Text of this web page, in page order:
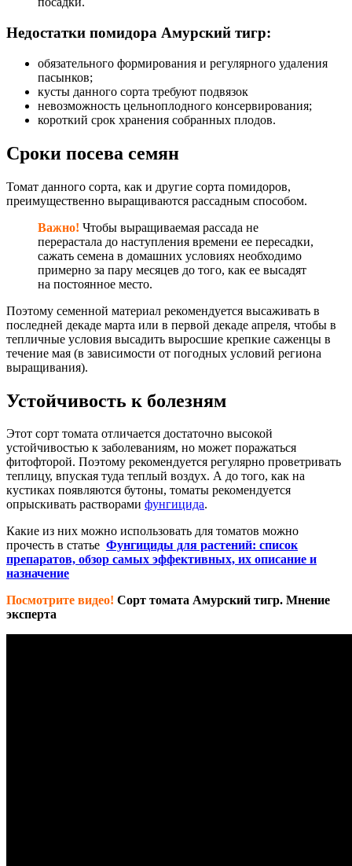
Недостатки помидора Амурский тигр:
обязательного формирования и регулярного удаления
пасынков;
кусты данного сорта требуют подвязок
невозможность цельноплодного консервирования;
короткий срок хранения собранных плодов.
Сроки посева семян
Томат данного сорта, как и другие сорта помидоров,
преимущественно выращиваются рассадным способом.
Важно! Чтобы выращиваемая рассада не
перерастала до наступления времени ее пересадки,
сажать семена в домашних условиях необходимо
примерно за пару месяцев до того, как ее высадят
на постоянное место.
Поэтому семенной материал рекомендуется высаживать в
последней декаде марта или в первой декаде апреля, чтобы в
тепличные условия высадить выросшие крепкие саженцы в
течение мая (в зависимости от погодных условий региона
выращивания).
Устойчивость к болезням
Этот сорт томата отличается достаточно высокой
устойчивостью к заболеваниям, но может поражаться
фитофторой. Поэтому рекомендуется регулярно проветривать
теплицу, впуская туда теплый воздух. А до того, как на
кустиках появляются бутоны, томаты рекомендуется
опрыскивать растворами фунгицида.
Какие из них можно использовать для томатов можно
прочесть в статье Фунгициды для растений: список
препаратов, обзор самых эффективных, их описание и
назначение
Посмотрите видео! Сорт томата Амурский тигр. Мнение
эксперта